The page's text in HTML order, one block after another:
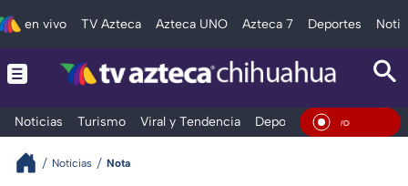
en vivo TV Azteca Azteca UNO Azteca 7 Deportes
Noticias Turismo Viral y Tendencia Deportes Espectáculos
En Vivo
Noticias Nota